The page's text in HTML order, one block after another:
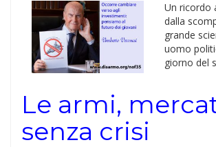
Un ricordo
dalla
grande
uomo
giorno del
Le armi,
senza crisi